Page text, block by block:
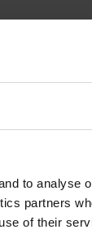
to analyse
partners
of their
FLANEUR